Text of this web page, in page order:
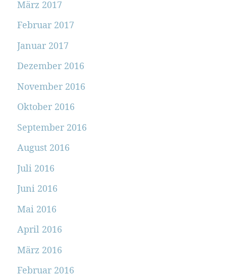
März 2017
Februar 2017
Januar 2017
Dezember 2016
November 2016
Oktober 2016
September 2016
August 2016
Juli 2016
Juni 2016
Mai 2016
April 2016
März 2016
Februar 2016